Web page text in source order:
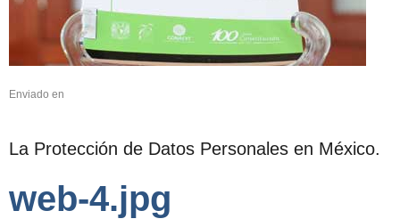
Enviado en
La Protección de Datos Personales en México.
web-4.jpg